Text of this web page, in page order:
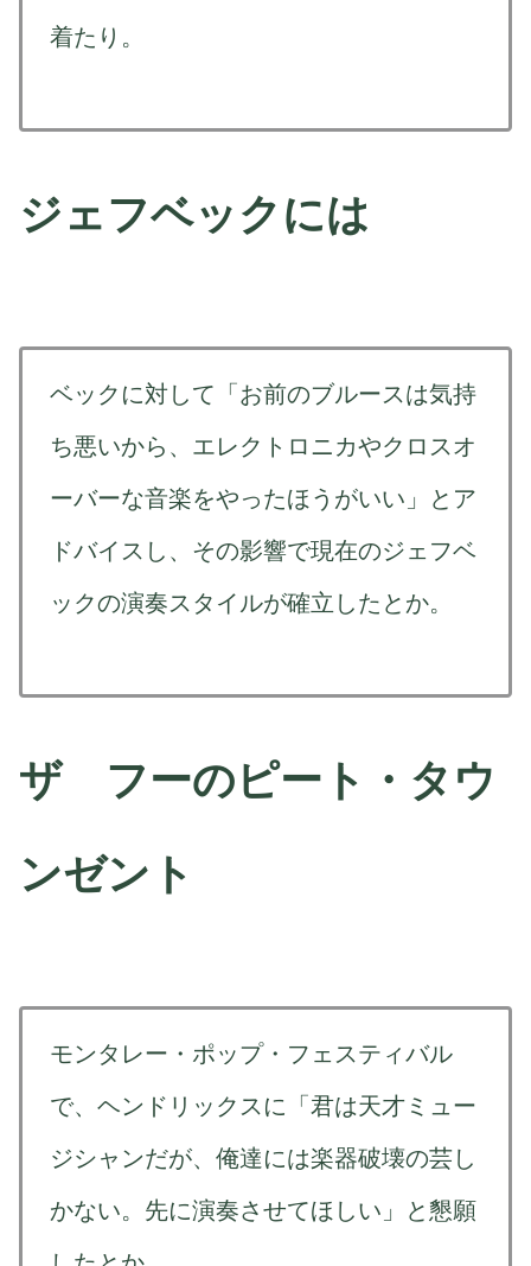
着たり。
ジェフベックには
ベックに対して「お前のブルースは気持
ち悪いから、エレクトロニカやクロスオ
ーバーな音楽をやったほうがいい」とア
ドバイスし、その影響で現在のジェフベ
ックの演奏スタイルが確立したとか。
ザ フーのピート・タウ
ンゼント
モンタレー・ポップ・フェスティバル
で、ヘンドリックスに「君は天才ミュー
ジシャンだが、俺達には楽器破壊の芸し
かない。先に演奏させてほしい」と懇願